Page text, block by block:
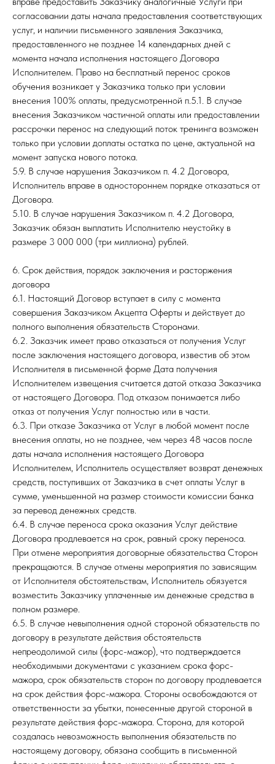
согласовании даты начала предоставления соответствующих
услуг, и наличии письменного заявления Заказчика,
предоставленного не позднее 14 календарных дней с
момента начала исполнения настоящего Договора
Исполнителем. Право на бесплатный перенос сроков
обучения возникает у Заказчика только при условии
внесения 100% оплаты, предусмотренной п.5.1. В случае
внесения Заказчиком частичной оплаты или предоставлении
рассрочки перенос на следующий поток тренинга возможен
только при условии доплаты остатка по цене, актуальной на
момент запуска нового потока.
5.9. В случае нарушения Заказчиком п. 4.2 Договора,
Исполнитель вправе в одностороннем порядке отказаться от
Договора.
5.10. В случае нарушения Заказчиком п. 4.2 Договора,
Заказчик обязан выплатить Исполнителю неустойку в
размере 3 000 000 (три миллиона) рублей.
6. Срок действия, порядок заключения и расторжения
договора
6.1. Настоящий Договор вступает в силу с момента
совершения Заказчиком Акцепта Оферты и действует до
полного выполнения обязательств Сторонами.
6.2. Заказчик имеет право отказаться от получения Услуг
после заключения настоящего договора, известив об этом
Исполнителя в письменной форме Дата получения
Исполнителем извещения считается датой отказа Заказчика
от настоящего Договора. Под отказом понимается либо
отказ от получения Услуг полностью или в части.
6.3. При отказе Заказчика от Услуг в любой момент после
внесения оплаты, но не позднее, чем через 48 часов после
даты начала исполнения настоящего Договора
Исполнителем, Исполнитель осуществляет возврат денежных
средств, поступивших от Заказчика в счет оплаты Услуг в
сумме, уменьшенной на размер стоимости комиссии банка
за перевод денежных средств.
6.4. В случае переноса срока оказания Услуг действие
Договора продлевается на срок, равный сроку переноса.
При отмене мероприятия договорные обязательства Сторон
прекращаются. В случае отмены мероприятия по зависящим
от Исполнителя обстоятельствам, Исполнитель обязуется
возместить Заказчику уплаченные им денежные средства в
полном размере.
6.5. В случае невыполнения одной стороной обязательств по
договору в результате действия обстоятельств
непреодолимой силы (форс-мажор), что подтверждается
необходимыми документами с указанием срока форс-
мажора, срок обязательств сторон по договору продлевается
на срок действия форс-мажора. Стороны освобождаются от
ответственности за убытки, понесенные другой стороной в
результате действия форс-мажора. Сторона, для которой
создалась невозможность выполнения обязательств по
настоящему договору, обязана сообщить в письменной